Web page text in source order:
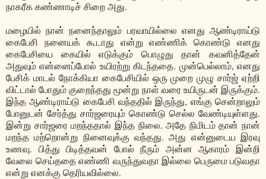
நாகரீக கண்ணாடிச் சிறை அது.
மழையில் நான் நனைந்தாலும் பரவாயில்லை எனது ஆண்டிராய்டு
கைபேசி நனையக் கூடாது என்று எண்ணிக் கொண்டு எனது
கைபேசியை கையில் எடுக்கும் பொழுது தான் கவனித்தேன்
அதுவும் என்னைப்போல் உயிரற்று கிடந்ததை. முன்பெல்லாம், எனது
பேசிக் மாடல் நோக்கியா கைபேசியில் ஒரு முறை முழு சார்ஜ் ஏற்றி
விட்டால் போதும் குறைந்தது மூன்று நாள் வரை உயிருடன் இருக்கும்.
இந்த ஆண்டிராய்டு கைபேசி வந்ததில் இருந்து, எங்கு சென்றாலும்
போனுடன் சேர்த்து சார்ஜரையும் கொண்டு செல்ல வேண்டியுள்ளது.
இன்று சார்ஜரை மறந்ததால் இந்த நிலை. அதே நிமிடம் தான் நான்
மறந்த மற்றொன்று நினைவுக்கு வந்தது. அது என்னுடைய இரவு
உணவு. பித்து பிடித்தவன் போல் நீரும் அன்ன ஆகாரம் இன்றி
வேலை செய்ததை எண்ணி வருந்துவதா இல்லை பெருமை படுவதா
என்று எனக்கு தெரியவில்லை.